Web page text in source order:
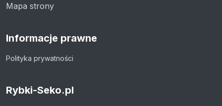
Mapa strony
Informacje prawne
Polityka prywatności
Rybki-Seko.pl